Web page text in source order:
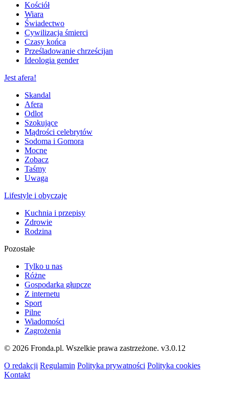
Kościół
Wiara
Świadectwo
Cywilizacja śmierci
Czasy końca
Prześladowanie chrześcijan
Ideologia gender
Jest afera!
Skandal
Afera
Odlot
Szokujące
Mądrości celebrytów
Sodoma i Gomora
Mocne
Zobacz
Taśmy
Uwaga
Lifestyle i obyczaje
Kuchnia i przepisy
Zdrowie
Rodzina
Pozostałe
Tylko u nas
Różne
Gospodarka głupcze
Z internetu
Sport
Pilne
Wiadomości
Zagrożenia
© 2026 Fronda.pl. Wszelkie prawa zastrzeżone. v3.0.12
O redakcji Regulamin Polityka prywatności Polityka cookies
Kontakt